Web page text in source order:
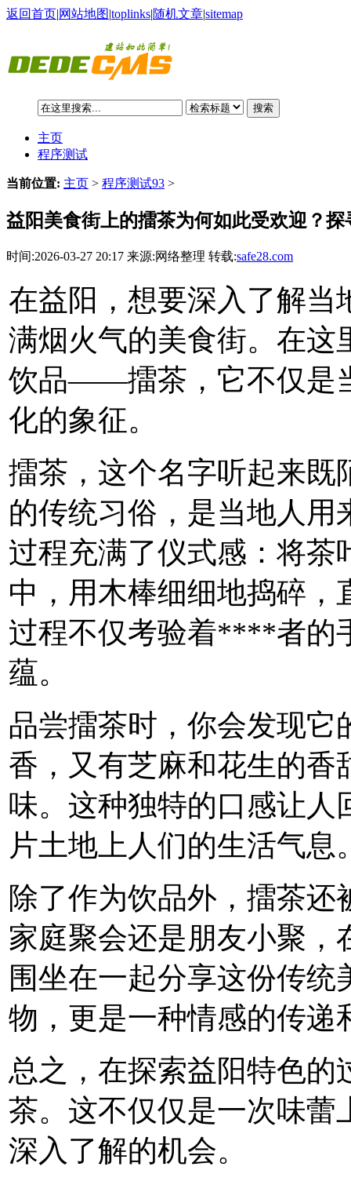
返回首页|网站地图|toplinks|随机文章|sitemap
搜索
主页
程序测试
当前位置: 主页 > 程序测试93 >
益阳美食街上的擂茶为何如此受欢迎？探
时间:2026-03-27 20:17 来源:网络整理 转载:safe28.com
在益阳，想要深入了解当
满烟火气的美食街。在这
饮品——擂茶，它不仅是
化的象征。
擂茶，这个名字听起来既
的传统习俗，是当地人
过程充满了仪式感：将茶
中，用木棒细细地捣碎，
过程不仅考验着****者的
蕴。
品尝擂茶时，你会发现它
香，又有芝麻和花生的香
味。这种独特的口感让人
片土地上人们的生活气息
除了作为饮品外，擂茶
家庭聚会还是朋友小聚，
围坐在一起分享这份传
物，更是一种情感的传递
总之，在探索益阳特色的
茶。这不仅仅是一次味蕾
深入了解的机会。